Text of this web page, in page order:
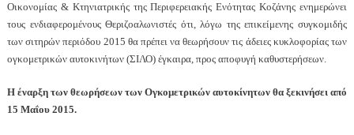
Οικονομίας & Κτηνιατρικής της Περιφερειακής Ενότητας Κοζάνης ενημερώνει
τους ενδιαφερομένους Θεριζοαλωνιστές ότι, λόγω της επικείμενης συγκομιδής
των σιτηρών περιόδου 2015 θα πρέπει να θεωρήσουν τις άδειες κυκλοφορίας των
ογκομετρικών αυτοκινήτων (ΣΙΛΟ) έγκαιρα, προς αποφυγή καθυστερήσεων.
Η έναρξη των θεωρήσεων των Ογκομετρικών αυτοκίνητων θα ξεκινήσει από
15 Μαΐου 2015.